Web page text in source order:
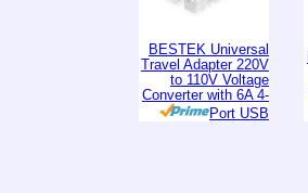
BESTEK Universal
Travel Adapter 220V
to 110V Voltage
Converter with 6A 4-
Port USB